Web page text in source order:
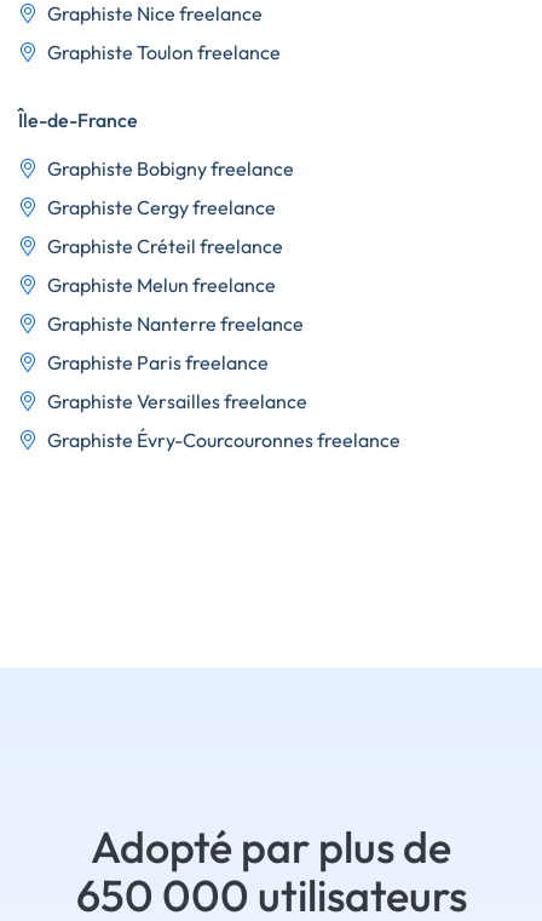
Graphiste Nice freelance
Graphiste Toulon freelance
Île-de-France
Graphiste Bobigny freelance
Graphiste Cergy freelance
Graphiste Créteil freelance
Graphiste Melun freelance
Graphiste Nanterre freelance
Graphiste Paris freelance
Graphiste Versailles freelance
Graphiste Évry-Courcouronnes freelance
Adopté par plus de
650 000 utilisateurs